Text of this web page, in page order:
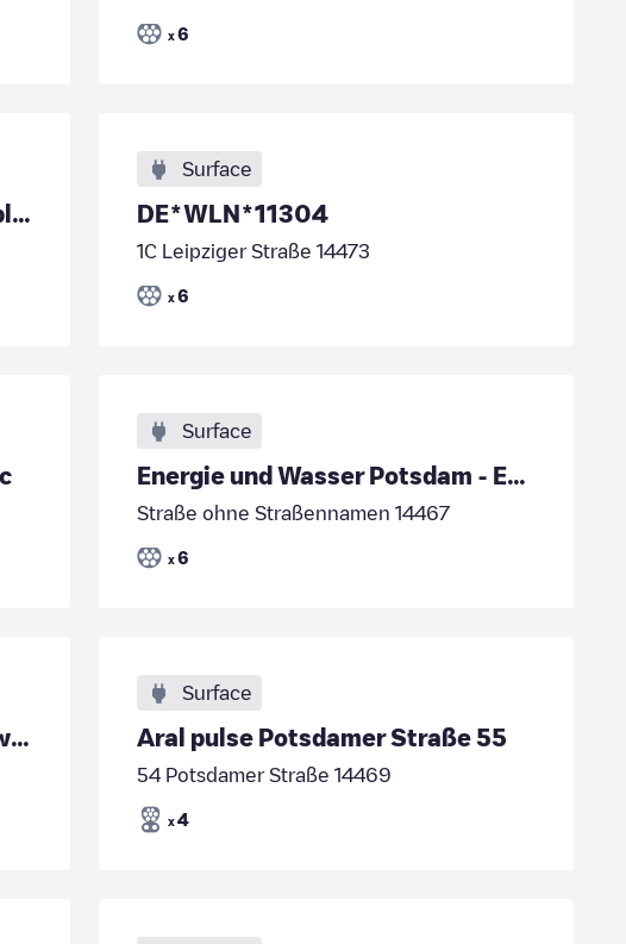
x 6
Energie und Wasser Potsdam - blu Sport- und Freize
Surface
DE*WLN*11304
1C Leipziger Straße 14473
x 6
Surface
Energie und Wasser Potsdam - EVB Ernst von Bergman
Straße ohne Straßennamen 14467
x 6
SUSPENDED | Potsdam | Horstweg
Surface
Aral pulse Potsdamer Straße 55
54 Potsdamer Straße 14469
x 4